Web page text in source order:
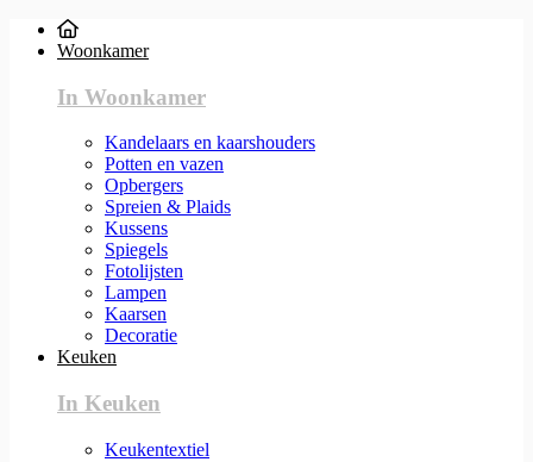
Woonkamer
In Woonkamer
Kandelaars en kaarshouders
Potten en vazen
Opbergers
Spreien & Plaids
Kussens
Spiegels
Fotolijsten
Lampen
Kaarsen
Decoratie
Keuken
In Keuken
Keukentextiel